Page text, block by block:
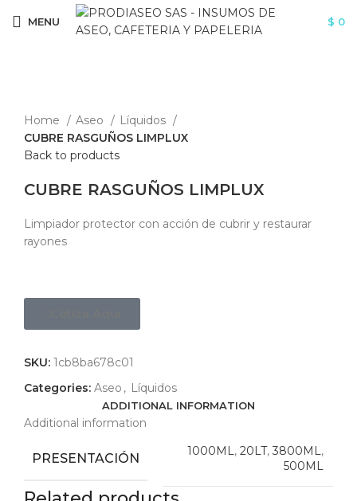
MENU $ 0
Home
Aseo
Líquidos
CUBRE RASGUÑOS LIMPLUX
Back to products
CUBRE RASGUÑOS LIMPLUX
Limpiador protector con acción de cubrir y restaurar
rayones
SKU: 1cb8ba678c01
Categories: Aseo , Líquidos
ADDITIONAL INFORMATION
Additional information
PRESENTACIÓN 1000ML, 20LT, 3800ML,
500ML